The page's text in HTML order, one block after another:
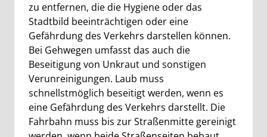
zu entfernen, die die Hygiene oder das
Stadtbild beeinträchtigen oder eine
Gefährdung des Verkehrs darstellen können.
Bei Gehwegen umfasst das auch die
Beseitigung von Unkraut und sonstigen
Verunreinigungen. Laub muss
schnellstmöglich beseitigt werden, wenn es
eine Gefährdung des Verkehrs darstellt. Die
Fahrbahn muss bis zur Straßenmitte gereinigt